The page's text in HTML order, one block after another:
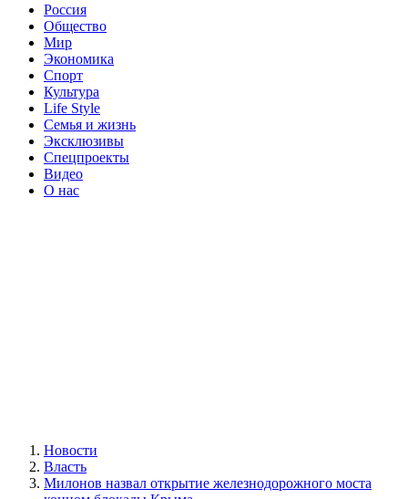
Россия
Общество
Мир
Экономика
Спорт
Культура
Life Style
Семья и жизнь
Эксклюзивы
Спецпроекты
Видео
О нас
Новости
Власть
Милонов назвал открытие железнодорожного моста